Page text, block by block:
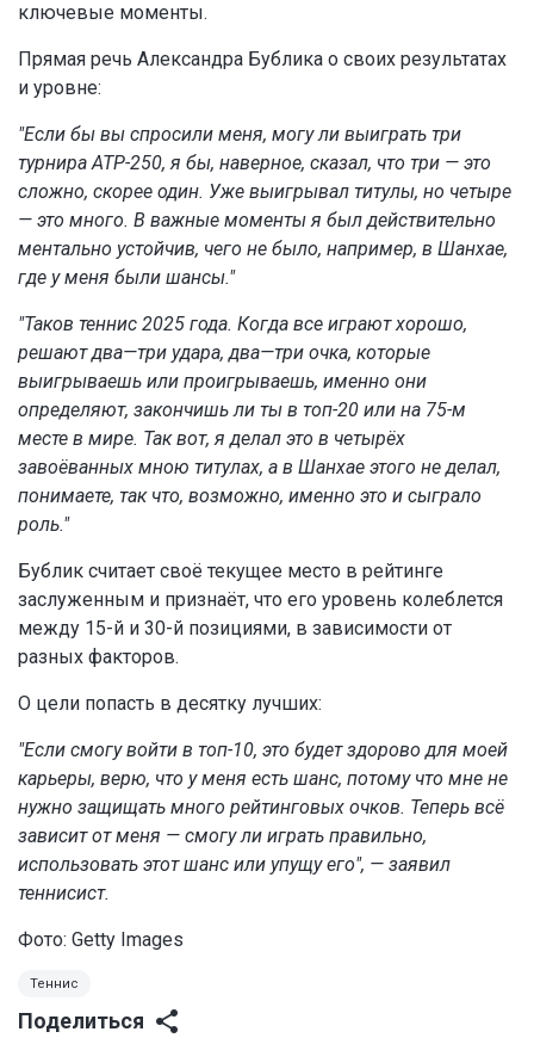
ключевые моменты.
Прямая речь Александра Бублика о своих результатах
и уровне:
"Если бы вы спросили меня, могу ли выиграть три
турнира ATP-250, я бы, наверное, сказал, что три — это
сложно, скорее один. Уже выигрывал титулы, но четыре
— это много. В важные моменты я был действительно
ментально устойчив, чего не было, например, в Шанхае,
где у меня были шансы."
"Таков теннис 2025 года. Когда все играют хорошо,
решают два—три удара, два—три очка, которые
выигрываешь или проигрываешь, именно они
определяют, закончишь ли ты в топ-20 или на 75-м
месте в мире. Так вот, я делал это в четырёх
завоёванных мною титулах, а в Шанхае этого не делал,
понимаете, так что, возможно, именно это и сыграло
роль."
Бублик считает своё текущее место в рейтинге
заслуженным и признаёт, что его уровень колеблется
между 15-й и 30-й позициями, в зависимости от
разных факторов.
О цели попасть в десятку лучших:
"Если смогу войти в топ-10, это будет здорово для моей
карьеры, верю, что у меня есть шанс, потому что мне не
нужно защищать много рейтинговых очков. Теперь всё
зависит от меня — смогу ли играть правильно,
использовать этот шанс или упущу его", — заявил
теннисист.
Фото: Getty Images
Теннис
Поделиться